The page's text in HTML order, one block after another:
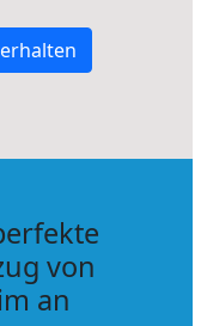
von
an